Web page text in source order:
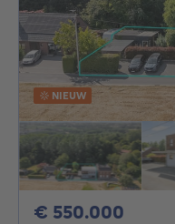
NIEUW
€ 550.000